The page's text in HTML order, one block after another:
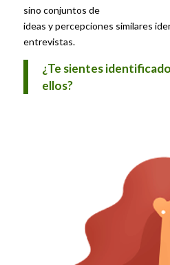
sino conjuntos de
ideas y percepciones similares
entrevistas.
¿Te sientes
ellos?